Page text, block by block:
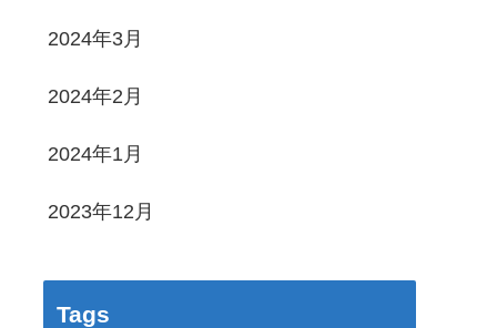
2024年3月
2024年2月
2024年1月
2023年12月
Tags